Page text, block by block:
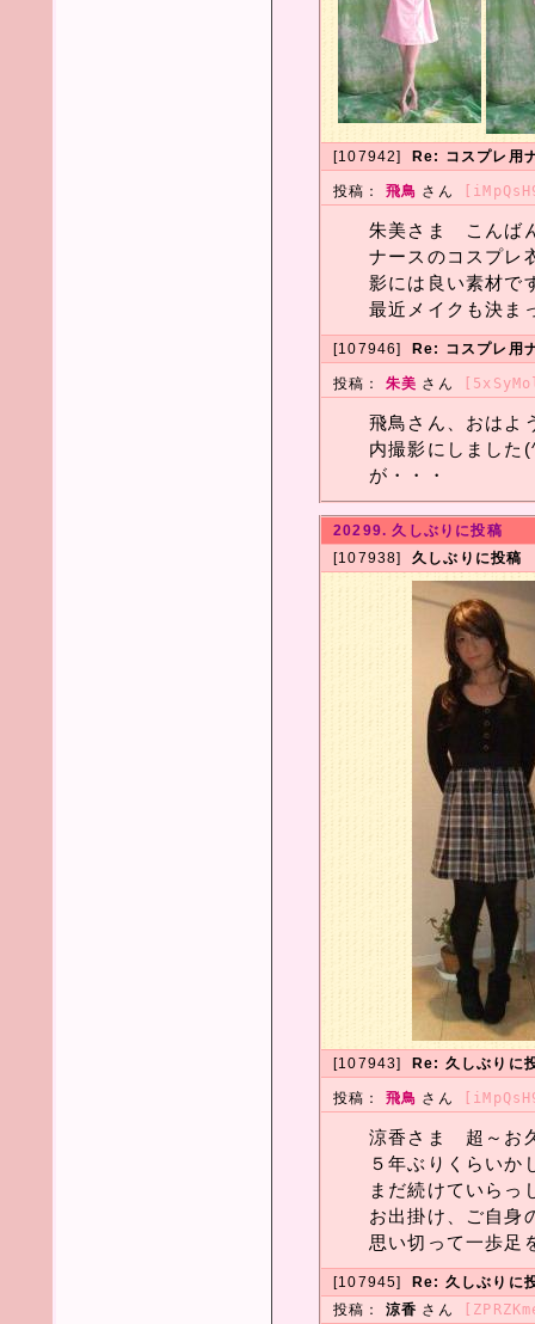
[107942] Re: コスプレ用
投稿： 飛鳥 さん
朱美さま こんば
ナースのコスプレ
影には良い素材で
最近メイクも決ま
[107946] Re: コスプレ用
投稿： 朱美 さん
飛鳥さん、おはよ
内撮影にしました
が・・・
20299. 久しぶりに投稿
[107938] 久しぶりに投稿
[107943] Re: 久しぶりに
投稿： 飛鳥 さん
涼香さま 超～お
５年ぶりくらいか
まだ続けていらっ
お出掛け、ご自身
思い切って一歩
[107945]
Re: 久しぶりに
投稿： 涼香 さん